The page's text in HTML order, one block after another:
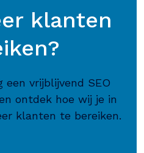
klanten
een vrijblijvend SEO
ontdek hoe wij je in
klanten te bereiken.